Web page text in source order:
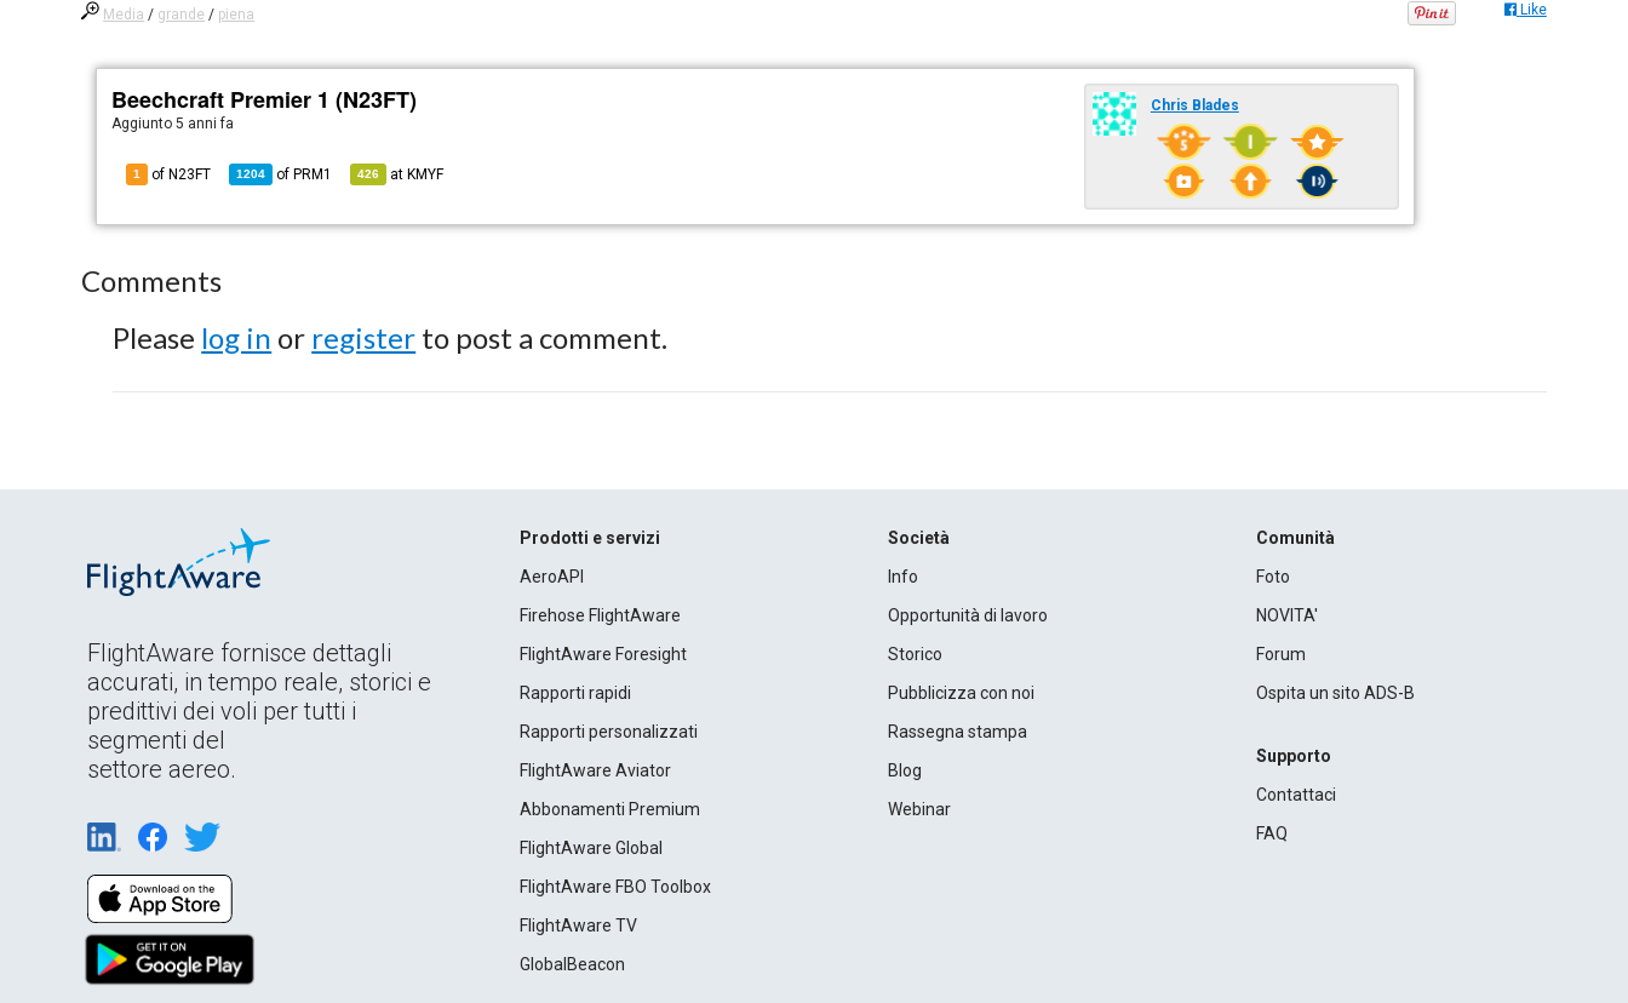
Media / grande / piena Like
Beechcraft Premier 1 (N23FT)
Aggiunto5 anni fa
1 of N23FT 1204 of PRM1 426 at KMYF
Chris Blades
Comments
Please log in or register to post a comment.
FlightAware fornisce dettagli
accurati, in tempo reale, storici e
predittivi dei voli per tutti i
segmenti del
settore aereo.
Prodotti e servizi
AeroAPI
Firehose FlightAware
FlightAware Foresight
Rapporti rapidi
Rapporti personalizzati
FlightAware Aviator
Abbonamenti Premium
FlightAware Global
FlightAware FBO Toolbox
FlightAware TV
GlobalBeacon
Società
Info
Opportunità di lavoro
Storico
Pubblicizza con noi
Rassegna stampa
Blog
Webinar
Comunità
Foto
NOVITA'
Forum
Ospita un sito ADS-B
Supporto
Contattaci
FAQ